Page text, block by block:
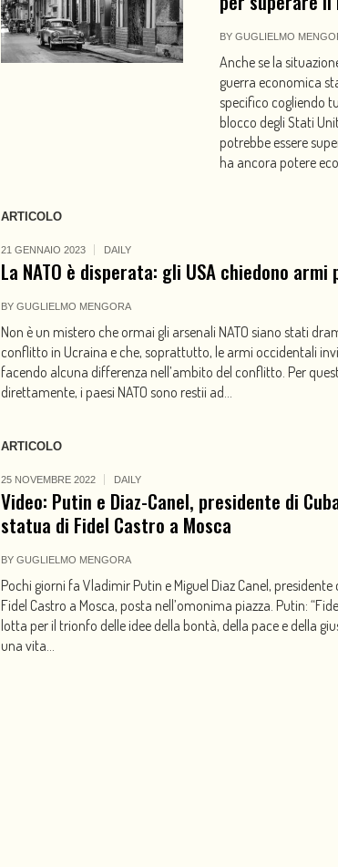
BY GUGLIELMO
Anche se la
guerra economica
specifico cogliendo
blocco degli Stati
potrebbe essere
ha ancora potere
ARTICOLO
21 GENNAIO 2023 DAILY
La NATO è disperata: gli USA chiedono armi
BY GUGLIELMO MENGORA
Non è un mistero che ormai gli arsenali NATO siano stati
conflitto in Ucraina e che, soprattutto, le armi occidentali
facendo alcuna differenza nell’ambito del conflitto. Per
direttamente, i paesi NATO sono restii ad...
ARTICOLO
25 NOVEMBRE 2022 DAILY
Video: Putin e Diaz-Canel, presidente di
statua di Fidel Castro a Mosca
BY GUGLIELMO MENGORA
Pochi giorni fa Vladimir Putin e Miguel Diaz Canel,
Fidel Castro a Mosca, posta nell’omonima piazza. Putin:
lotta per il trionfo delle idee della bontà, della pace e della
una vita...